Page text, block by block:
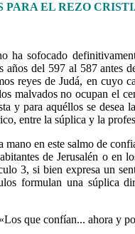
PARA EL REZO
ha sofocado
años del 597 al 587 antes
reyes de Judá, en cuyo
malvados no ocupan el
y para aquéllos se desea
entre la súplica y la
en este salmo de
de Jerusalén o en
3, si bien expresa un
formulan una súplica
«Los que confían... ahora y